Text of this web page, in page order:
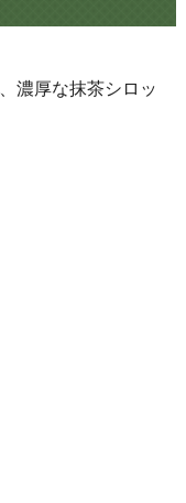
濃厚な抹茶シロッ